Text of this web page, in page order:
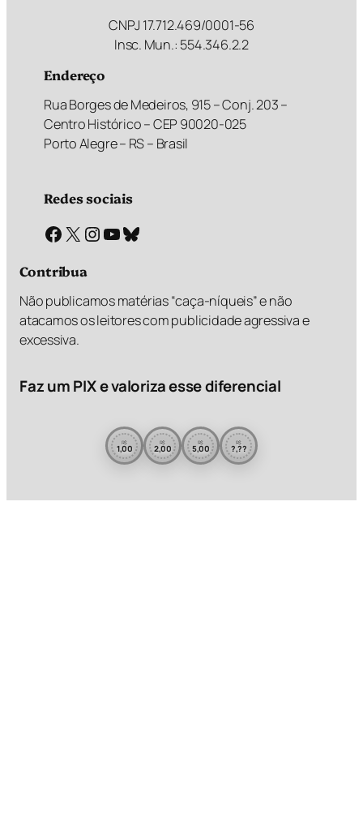
CNPJ 17.712.469/0001-56
Insc. Mun.: 554.346.2.2
Endereço
Rua Borges de Medeiros, 915 – Conj. 203 –
Centro Histórico – CEP 90020-025
Porto Alegre – RS – Brasil
Redes sociais
Facebook X Instagram Youtube Bluesky
Contribua
Não publicamos matérias “caça-níqueis” e não
atacamos os leitores com publicidade agressiva e
excessiva.
Faz um PIX e valoriza esse diferencial
R$
1,00 R$
2,00 R$
5,00 R$
?,??